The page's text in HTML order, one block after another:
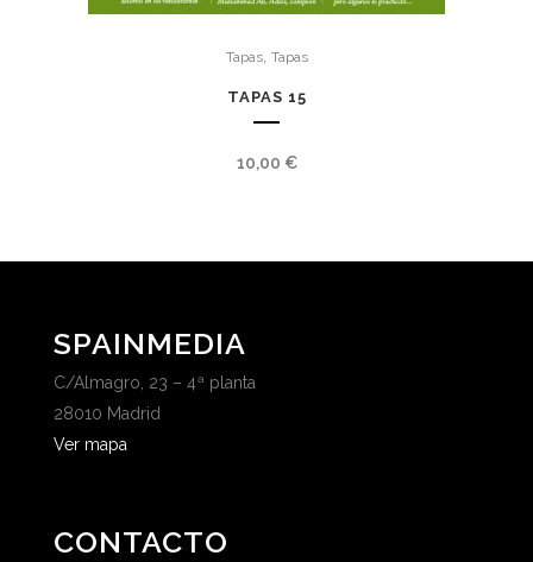
Tapas, Tapas
TAPAS 15
10,00 €
SPAINMEDIA
C/Almagro, 23 – 4ª planta
28010 Madrid
Ver mapa
CONTACTO